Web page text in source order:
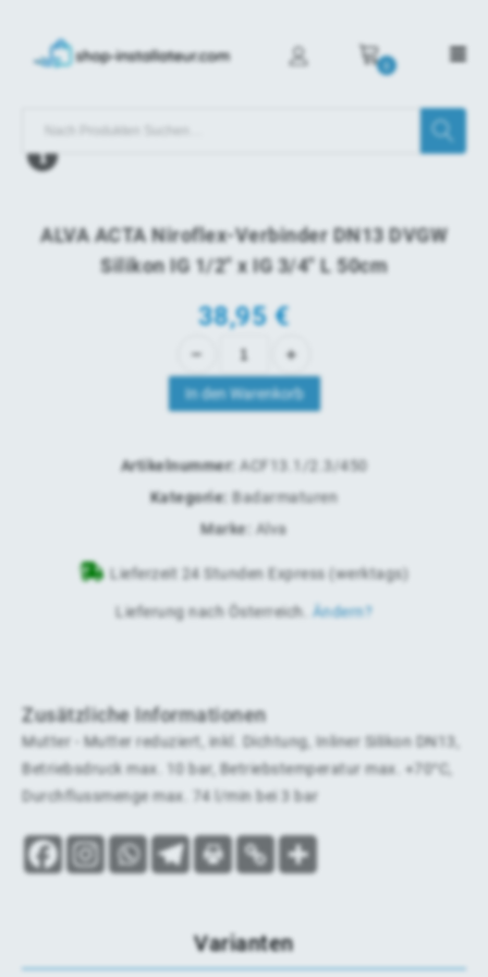
ALVA ACTA Niroflex-Verbinder DN13 DVGW
Silikon IG 1/2" x IG 3/4" L 50cm
38,95€
In den Warenkorb
Artikelnummer: ACF13.1/2.3/450
Kategorie: Badarmaturen
Marke: Alva
Lieferzeit 24 Stunden Express (werktags)
Lieferung nach Österreich Ändern?
Zusätzliche Informationen
Mutter - Mutter reduziert, inkl. Dichtung, Inliner Silikon DN13,
Betriebsdruck max. 10 bar, Betriebstemperatur max. +70°C,
Durchflussmenge max. 74 l/min bei 3 bar
Varianten